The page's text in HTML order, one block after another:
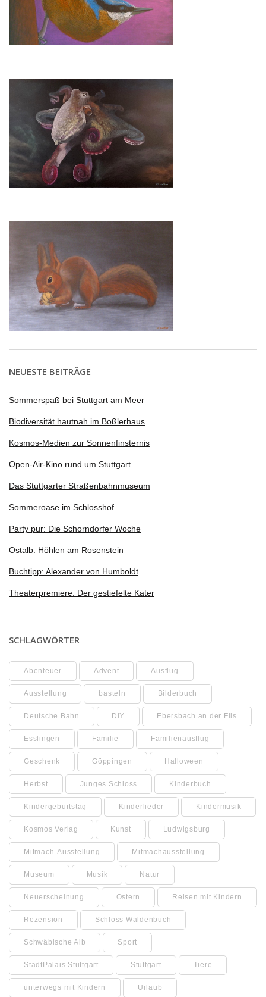
NEUESTE BEITRÄGE
Sommerspaß bei Stuttgart am Meer
Biodiversität hautnah im Boßlerhaus
Kosmos-Medien zur Sonnenfinsternis
Open-Air-Kino rund um Stuttgart
Das Stuttgarter Straßenbahnmuseum
Sommeroase im Schlosshof
Party pur: Die Schorndorfer Woche
Ostalb: Höhlen am Rosenstein
Buchtipp: Alexander von Humboldt
Theaterpremiere: Der gestiefelte Kater
SCHLAGWÖRTER
Abenteuer Advent Ausflug
Ausstellung basteln Bilderbuch
Deutsche Bahn DIY Ebersbach an der Fils
Esslingen Familie Familienausflug
Geschenk Göppingen Halloween
Herbst Junges Schloss Kinderbuch
Kindergeburtstag Kinderlieder Kindermusik
Kosmos Verlag Kunst Ludwigsburg
Mitmach-Ausstellung Mitmachausstellung
Museum Musik Natur
Neuerscheinung Ostern Reisen mit Kindern
Rezension Schloss Waldenbuch
Schwäbische Alb Sport
StadtPalais Stuttgart Stuttgart Tiere
unterwegs mit Kindern Urlaub